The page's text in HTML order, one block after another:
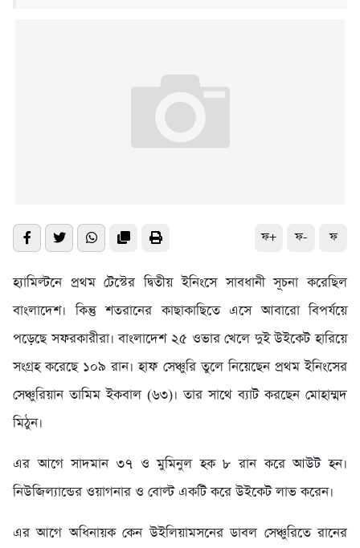
ফ+ ফ- ফ
হ্যামিল্টনে প্রথম টেস্টের দ্বিতীয় ইনিংসে সাবধানী সূচনা করেছিল
বাংলাদেশ। কিন্তু শতরানের কাছাকাছিতে এসে আবারো বিপর্যয়ে
পড়েছে সফরকারীরা। বাংলাদেশ ২৫ ওভার খেলে দুই উইকেট হারিয়ে
সংগ্রহ করেছে ১০৯ রান। হাফ সেঞ্চুরি তুলে নিয়েছেন প্রথম ইনিংসের
সেঞ্চুরিয়ান তামিম ইকবাল (৬৩)। তার সাথে ব্যাট করছেন মোহাম্মদ
মিঠুন।
এর আগে সাদমান ৩৭ ও মুমিনুল হক ৮ রান করে আউট হন।
নিউজিল্যান্ডের ওয়াগনার ও বোল্ট একটি করে উইকেট লাভ করেন।
এর আগে অধিনায়ক কেন উইলিয়ামসনের ডাবল সেঞ্চুরিতে রানের